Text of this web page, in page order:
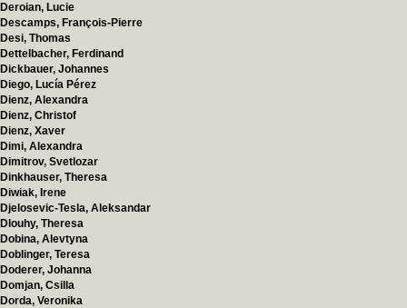
Deroian, Lucie
Descamps, François-Pierre
Desi, Thomas
Dettelbacher, Ferdinand
Dickbauer, Johannes
Diego, Lucía Pérez
Dienz, Alexandra
Dienz, Christof
Dienz, Xaver
Dimi, Alexandra
Dimitrov, Svetlozar
Dinkhauser, Theresa
Diwiak, Irene
Djelosevic-Tesla, Aleksandar
Dlouhy, Theresa
Dobina, Alevtyna
Doblinger, Teresa
Doderer, Johanna
Domjan, Csilla
Dorda, Veronika